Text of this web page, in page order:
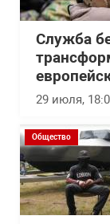
Служба
29 июля,
Общество